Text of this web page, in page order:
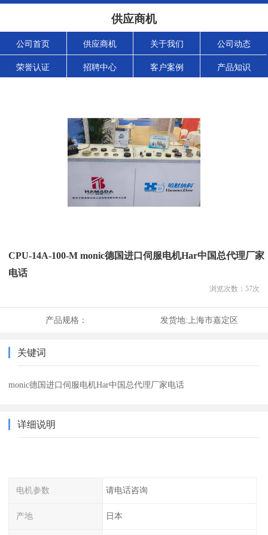
供应商机
公司首页 供应商机 关于我们 公司动态
荣誉认证 招聘中心 客户案例 产品知识
CPU-14A-100-M monic德国进口伺服电机Har中国总代理厂家
电话
浏览次数： 57次
产品规格： 发货地: 上海市嘉定区
关键词
monic德国进口伺服电机Har中国总代理厂家电话
详细说明
电机参数 请电话咨询
产地 日本